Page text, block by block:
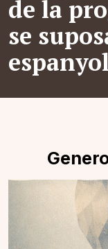
de la
se
espanyol